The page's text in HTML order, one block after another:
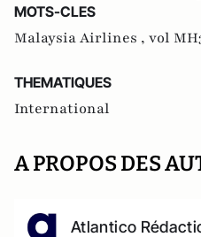
MOTS-CLES
Malaysia Airlines , vol
THEMATIQUES
International
A PROPOS DES
Atlantico